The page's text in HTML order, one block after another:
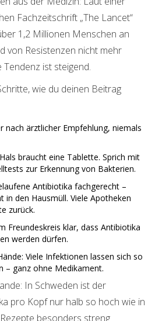
Fachzeitschrift „The Lancet“
1,2 Millionen Menschen an
von Resistenzen nicht mehr
ist steigend.
wie du deinen Beitrag
nach ärztlicher Empfehlung, niemals
braucht eine Tablette. Sprich mit
zur Erkennung von Bakterien.
Antibiotika fachgerecht –
in den Hausmüll. Viele Apotheken
zurück.
Freundeskreis klar, dass Antibiotika
werden dürfen.
Viele Infektionen lassen sich so
– ganz ohne Medikament.
In Schweden ist der
pro Kopf nur halb so hoch wie in
besonders streng